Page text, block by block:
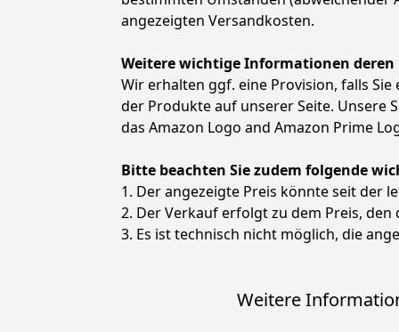
angezeigten Versandkosten.
Weitere wichtige Informationen
Wir erhalten ggf. eine Provision, falls
der Produkte auf unserer Seite. Unsere
das Amazon Logo and Amazon Prime
Bitte beachten Sie zudem folgende
1. Der angezeigte Preis könnte seit der
2. Der Verkauf erfolgt zu dem Preis,
3. Es ist technisch nicht möglich, die
Weitere